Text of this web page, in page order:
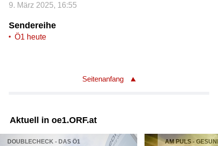
9. März 2025, 16:55
Sendereihe
Ö1 heute
Seitenanfang
Aktuell in oe1.ORF.at
DOUBLECHECK - DAS Ö1
AM PULS -